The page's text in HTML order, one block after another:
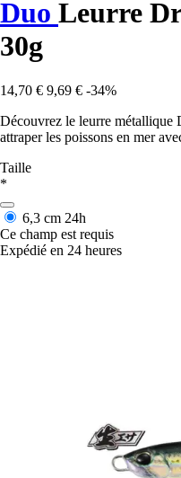
Duo Leurre
30g
14,70 € 9,69 € -34%
Découvrez le leurre métallique
attraper les poissons en mer
Taille
*
6,3 cm 24h
Ce champ est requis
Expédié en 24 heures